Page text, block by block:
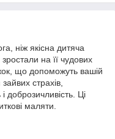
ніж якісна дитяча
на її чудових
що допоможуть вашій
страхів,
доброзичливість. Ці
маляти.